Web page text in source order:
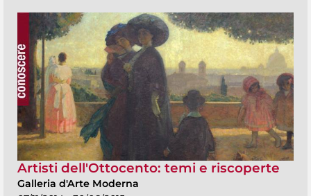
Artisti dell'Ottocento: temi e riscoperte
Galleria d'Arte Moderna